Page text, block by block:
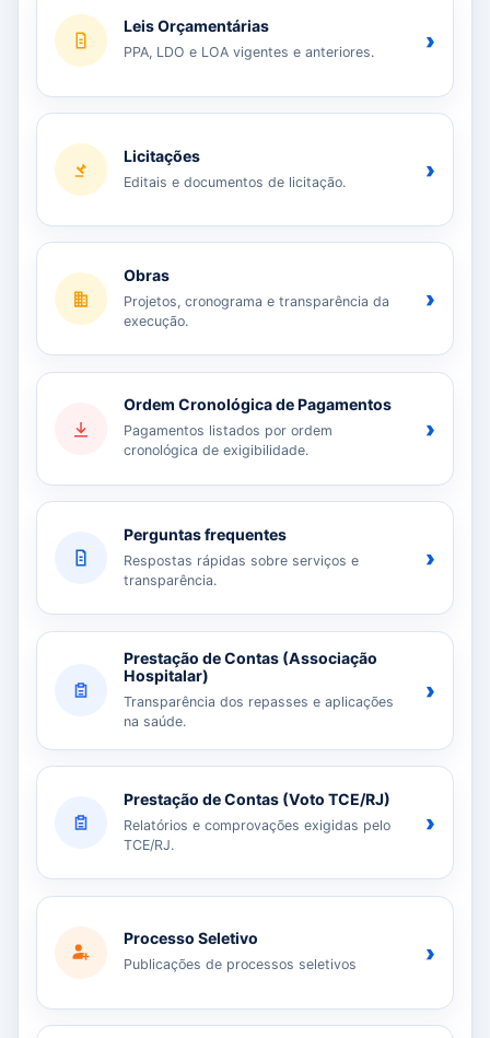
Leis Orçamentárias
PPA, LDO e LOA vigentes e anteriores. ›
Licitações
Editais e documentos de licitação. ›
Obras
Projetos, cronograma e transparência da
execução.
›
Ordem Cronológica de Pagamentos
Pagamentos listados por ordem
cronológica de exigibilidade.
›
Perguntas frequentes
Respostas rápidas sobre serviços e
transparência.
›
Prestação de Contas (Associação
Hospitalar)
Transparência dos repasses e aplicações
na saúde.
›
Prestação de Contas (Voto TCE/RJ)
Relatórios e comprovações exigidas pelo
TCE/RJ.
›
Processo Seletivo
Publicações de processos seletivos ›